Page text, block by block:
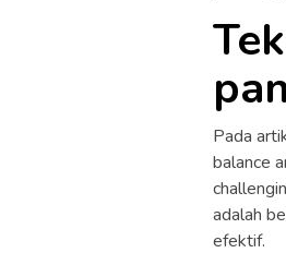
Pada
balance
adalah
efektif.